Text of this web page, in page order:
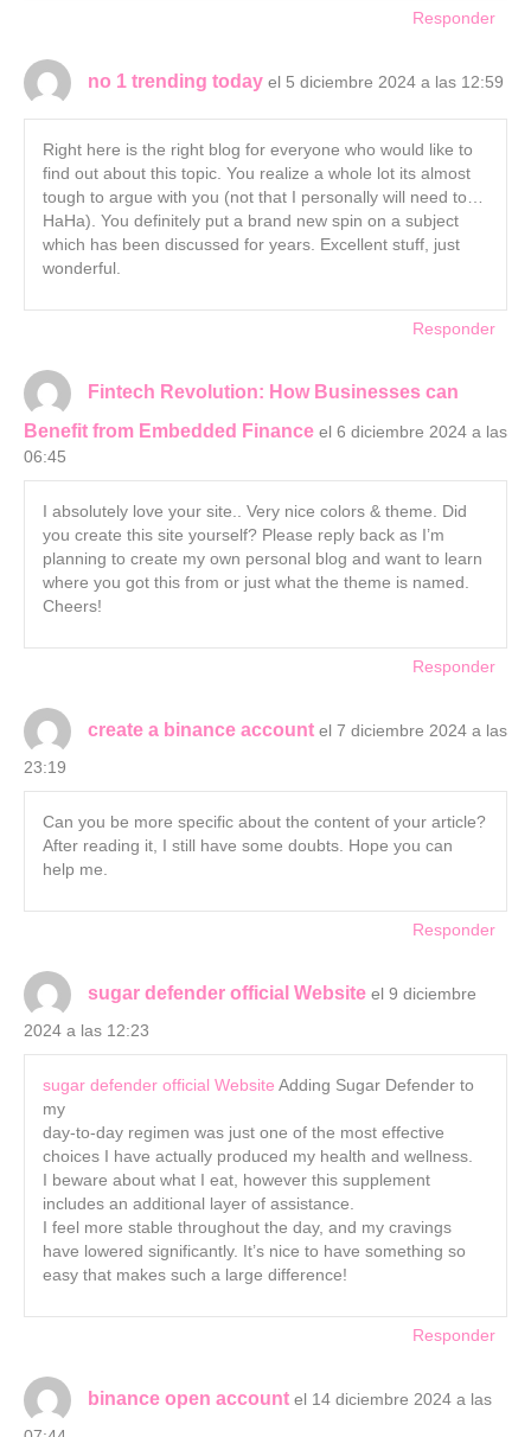
Responder
no 1 trending today el 5 diciembre 2024 a las 12:59
Right here is the right blog for everyone who would like to
find out about this topic. You realize a whole lot its almost
tough to argue with you (not that I personally will need to…
HaHa). You definitely put a brand new spin on a subject
which has been discussed for years. Excellent stuff, just
wonderful.
Responder
Fintech Revolution: How Businesses can
Benefit from Embedded Finance el 6 diciembre 2024 a las
06:45
I absolutely love your site.. Very nice colors & theme. Did
you create this site yourself? Please reply back as I’m
planning to create my own personal blog and want to learn
where you got this from or just what the theme is named.
Cheers!
Responder
create a binance account el 7 diciembre 2024 a las
23:19
Can you be more specific about the content of your article?
After reading it, I still have some doubts. Hope you can
help me.
Responder
sugar defender official Website el 9 diciembre
2024 a las 12:23
sugar defender official Website Adding Sugar Defender to
my
day-to-day regimen was just one of the most effective
choices I have actually produced my health and wellness.
I beware about what I eat, however this supplement
includes an additional layer of assistance.
I feel more stable throughout the day, and my cravings
have lowered significantly. It’s nice to have something so
easy that makes such a large difference!
Responder
binance open account el 14 diciembre 2024 a las